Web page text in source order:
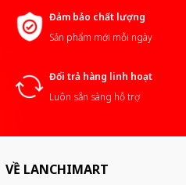
Đảm bảo chất lượng
Sản phẩm mới mỗi ngày
Đổi trả hàng linh hoạt
Luôn sẵn sàng hỗ trợ
VỀ LANCHIMART